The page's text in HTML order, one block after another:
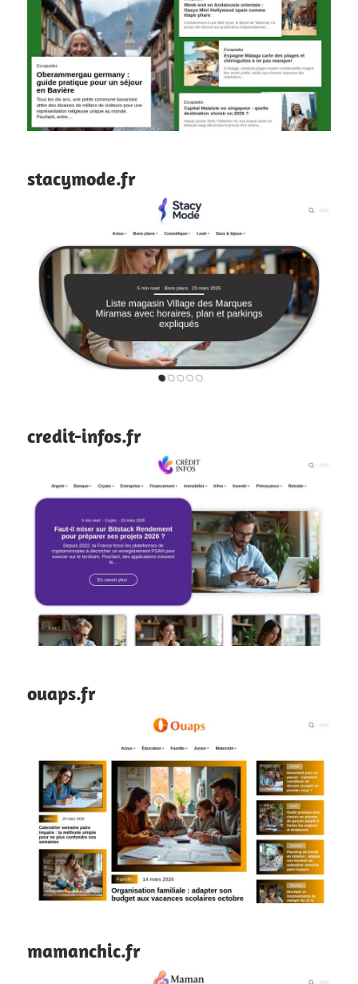
stacymode.fr
credit-infos.fr
ouaps.fr
mamanchic.fr